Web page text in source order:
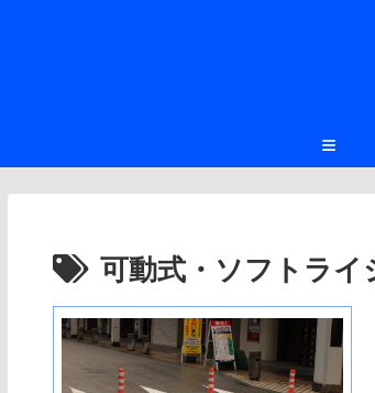
≡
可動式・ソフトライ